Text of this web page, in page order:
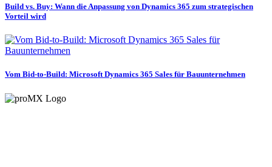
Build vs. Buy: Wann die Anpassung von Dynamics 365 zum strategischen
Vorteil wird
Vom Bid-to-Build: Microsoft Dynamics 365 Sales für Bauunternehmen